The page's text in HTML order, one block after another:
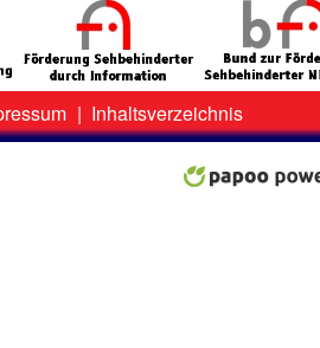
| Inhaltsverzeichnis